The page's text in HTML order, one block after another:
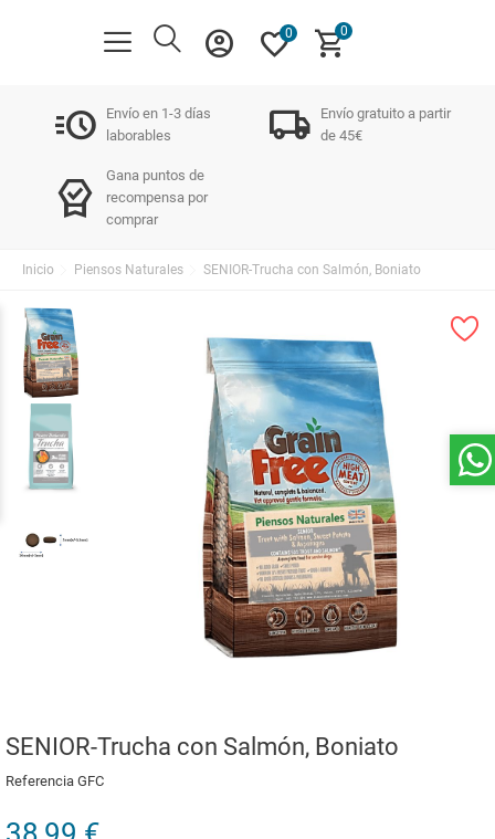
account_circle favorite
0 shopping_cart
0
acute
Envío en 1-3 días
laborables
local_shipping
Envío gratuito a partir
de 45€
editor_choice
Gana puntos de
recompensa por
comprar
Inicio Piensos Naturales SENIOR-Trucha con Salmón, Boniato
SENIOR-Trucha con Salmón, Boniato
Referencia GFC